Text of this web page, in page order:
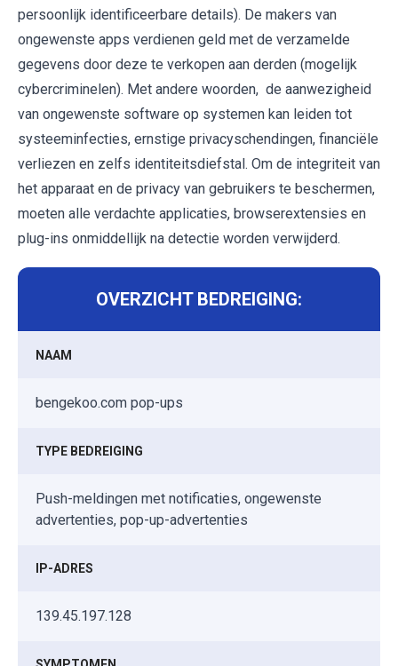
persoonlijk identificeerbare details). De makers van
ongewenste apps verdienen geld met de verzamelde
gegevens door deze te verkopen aan derden (mogelijk
cybercriminelen). Met andere woorden, de aanwezigheid
van ongewenste software op systemen kan leiden tot
systeeminfecties, ernstige privacyschendingen, financiële
verliezen en zelfs identiteitsdiefstal. Om de integriteit van
het apparaat en de privacy van gebruikers te beschermen,
moeten alle verdachte applicaties, browserextensies en
plug-ins onmiddellijk na detectie worden verwijderd.
OVERZICHT BEDREIGING:
NAAM
bengekoo.com pop-ups
TYPE BEDREIGING
Push-meldingen met notificaties, ongewenste
advertenties, pop-up-advertenties
IP-ADRES
139.45.197.128